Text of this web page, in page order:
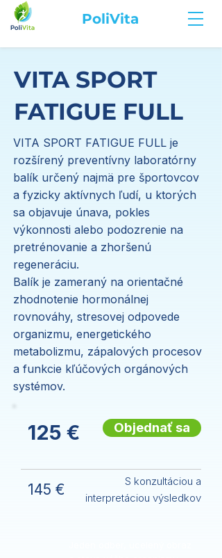
PoliVita
VITA SPORT
FATIGUE FULL
VITA SPORT FATIGUE FULL je
rozšírený preventívny laboratórny
balík určený najmä pre športovcov
a fyzicky aktívnych ľudí, u ktorých
sa objavuje únava, pokles
výkonnosti alebo podozrenie na
pretrénovanie a zhoršenú
regeneráciu.
Balík je zameraný na orientačné
zhodnotenie hormonálnej
rovnováhy, stresovej odpovede
organizmu, energetického
metabolizmu, zápalových procesov
a funkcie kľúčových orgánových
systémov.
125 € Objednať sa
145 €
S konzultáciou a
interpretáciou výsledkov